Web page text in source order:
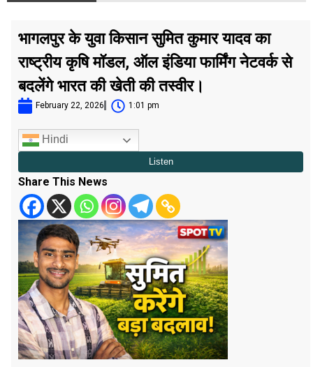
भागलपुर के युवा किसान सुमित कुमार यादव का
राष्ट्रीय कृषि मॉडल, ऑल इंडिया फार्मिंग नेटवर्क से
बदलेंगे भारत की खेती की तस्वीर।
February 22, 2026 1:01 pm
Hindi
Share This News